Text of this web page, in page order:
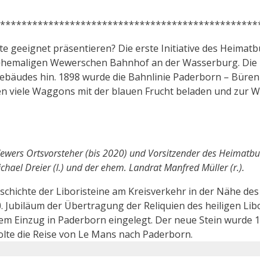
geeignet präsentieren? Die erste Initiative des
Wewerschen Bahnhof an der Wasserburg.
hin. 1898 wurde die Bahnlinie Paderborn –
viele Waggons mit der blauen Frucht beladen und zur
Ortsvorsteher (bis 2020) und Vorsitzender des
Dreier (l.) und der ehem. Landrat Manfred Müller (r.).
der Liboristeine am Kreisverkehr in der Nähe
Jubiläum der Übertragung der Reliquien des heiligen
Einzug in Paderborn eingelegt. Der neue Stein wurde
die Reise von Le Mans nach Paderborn.